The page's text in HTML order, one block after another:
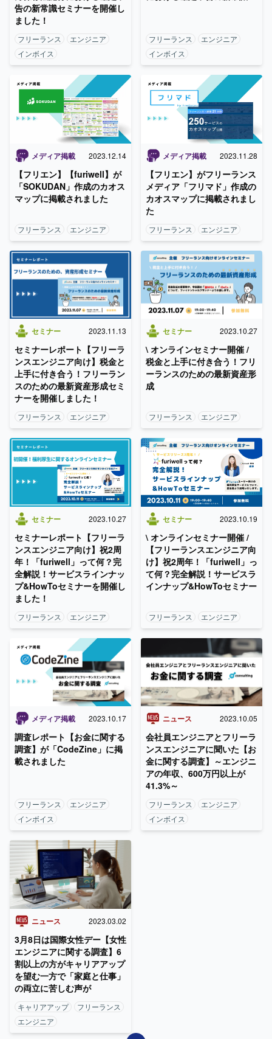
告の新常識セミナーを開催し
ました！
フリーランス
エンジニア
インボイス
フリーランス
エンジニア
インボイス
メディア掲載 2023.12.14
【フリエン】【furiwell】が
「SOKUDAN」作成のカオス
マップに掲載されました
フリーランス エンジニア
メディア掲載 2023.11.28
【フリエン】がフリーランス
メディア「フリマド」作成の
カオスマップに掲載されまし
た
フリーランス エンジニア
セミナー 2023.11.13
セミナーレポート【フリーラ
ンスエンジニア向け】税金と
上手に付き合う！フリーラン
スのための最新資産形成セミ
ナーを開催しました！
フリーランス エンジニア
セミナー 2023.10.27
\ オンラインセミナー開催 /
税金と上手に付き合う！フリ
ーランスのための最新資産形
成
フリーランス エンジニア
セミナー 2023.10.27
セミナーレポート【フリーラ
ンスエンジニア向け】祝2周
年！「furiwell」って何？完
全解説！サービスラインナッ
プ&HowToセミナーを開催し
ました！
フリーランス エンジニア
セミナー 2023.10.19
\ オンラインセミナー開催 /
【フリーランスエンジニア向
け】祝2周年！「furiwell」っ
て何？完全解説！サービスラ
インナップ&HowToセミナー
フリーランス エンジニア
メディア掲載 2023.10.17
調査レポート【お金に関する
調査】が「CodeZine」に掲
載されました
フリーランス
エンジニア
インボイス
ニュース 2023.10.05
会社員エンジニアとフリーラ
ンスエンジニアに聞いた【お
金に関する調査】～エンジニ
アの年収、600万円以上が
41.3%～
フリーランス
エンジニア
インボイス
ニュース 2023.03.02
3月8日は国際女性デー【女性
エンジニアに関する調査】6
割以上の方がキャリアアップ
を望む一方で「家庭と仕事」
の両立に苦しむ声が
キャリアアップ
フリーランス
エンジニア